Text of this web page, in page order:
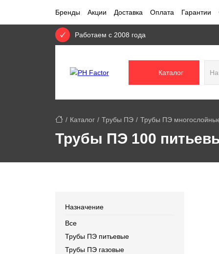
Бренды Акции Доставка Оплата Гарантии
Работаем с 2008 года
Каталог
Каталог Трубы ПЭ Трубы ПЭ
Трубы ПЭ 100
Назначение
Все
Трубы ПЭ питьевые
Трубы ПЭ газовые